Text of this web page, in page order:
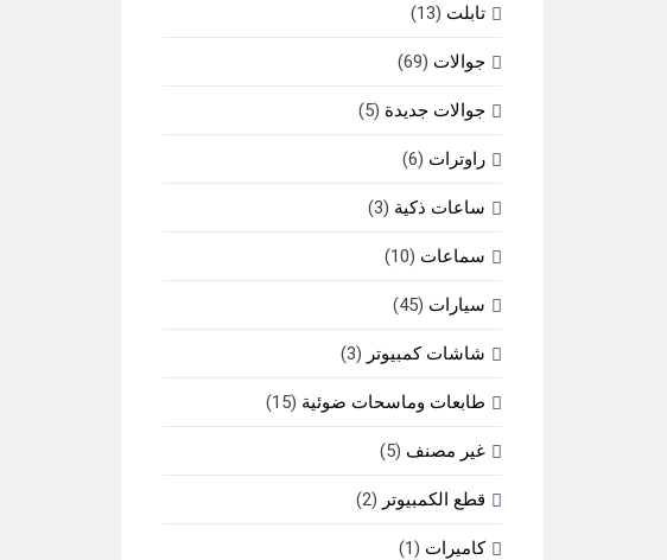
تابلت (13)
جوالات (69)
جوالات جديدة (5)
راوترات (6)
ساعات ذكية (3)
سماعات (10)
سيارات (45)
شاشات كمبيوتر (3)
طابعات وماسحات ضوئية (15)
غير مصنف (5)
قطع الكمبيوتر (2)
كاميرات (1)